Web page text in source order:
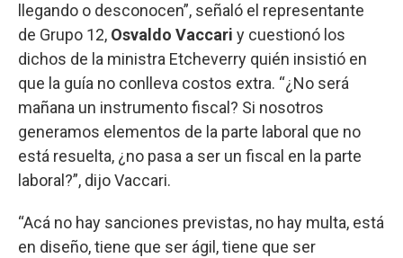
llegando o desconocen”, señaló el representante
de Grupo 12, Osvaldo Vaccari y cuestionó los
dichos de la ministra Etcheverry quién insistió en
que la guía no conlleva costos extra. “¿No será
mañana un instrumento fiscal? Si nosotros
generamos elementos de la parte laboral que no
está resuelta, ¿no pasa a ser un fiscal en la parte
laboral?”, dijo Vaccari.
“Acá no hay sanciones previstas, no hay multa, está
en diseño, tiene que ser ágil, tiene que ser